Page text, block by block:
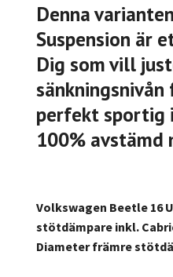
Denna
Suspension är
Dig som vill
perfekt sportig
100% avstämd
Volkswagen Beetle 16
stötdämpare inkl.
Diameter främre